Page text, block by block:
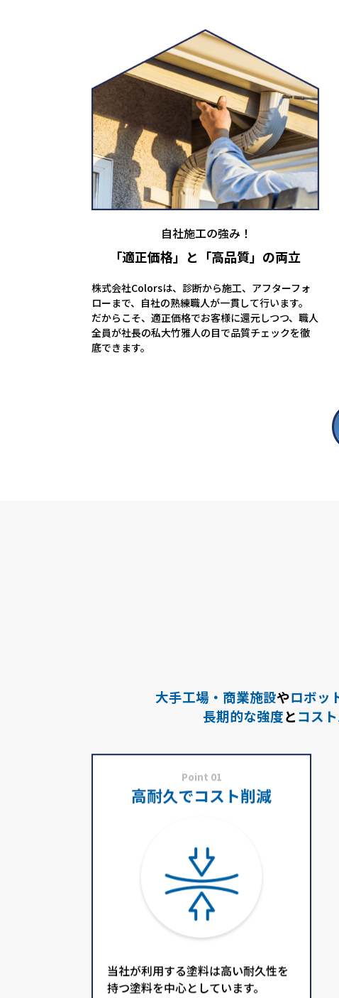
自社施工の強み！
「適正価格」と 「高品質」の両立
株式会社Colorsは、診断から施工、アフターフォ
ローまで、自社の熟練職人が一貫して行います。
だからこそ、適正価格でお客様に還元しつつ、職人
全員が社長の私大竹雅人の目で品質チェックを徹
底できます。
大手工場・商業施設やロボッ
長期的な強度とコス
Point 01
高耐久でコスト削減
当社が利用する塗料は高い耐久性を
持つ塗料を中心としています。